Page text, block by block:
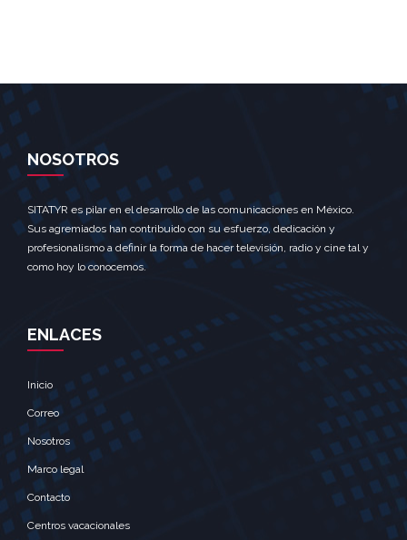
NOSOTROS
SITATYR es pilar en el desarrollo de las comunicaciones en México.
Sus agremiados han contribuido con su esfuerzo, dedicación y
profesionalismo a definir la forma de hacer televisión, radio y cine tal y
como hoy lo conocemos.
ENLACES
Inicio
Correo
Nosotros
Marco legal
Contacto
Centros vacacionales